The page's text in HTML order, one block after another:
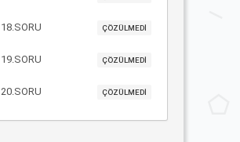
18.SORU ÇÖZÜLMEDİ
19.SORU ÇÖZÜLMEDİ
20.SORU ÇÖZÜLMEDİ